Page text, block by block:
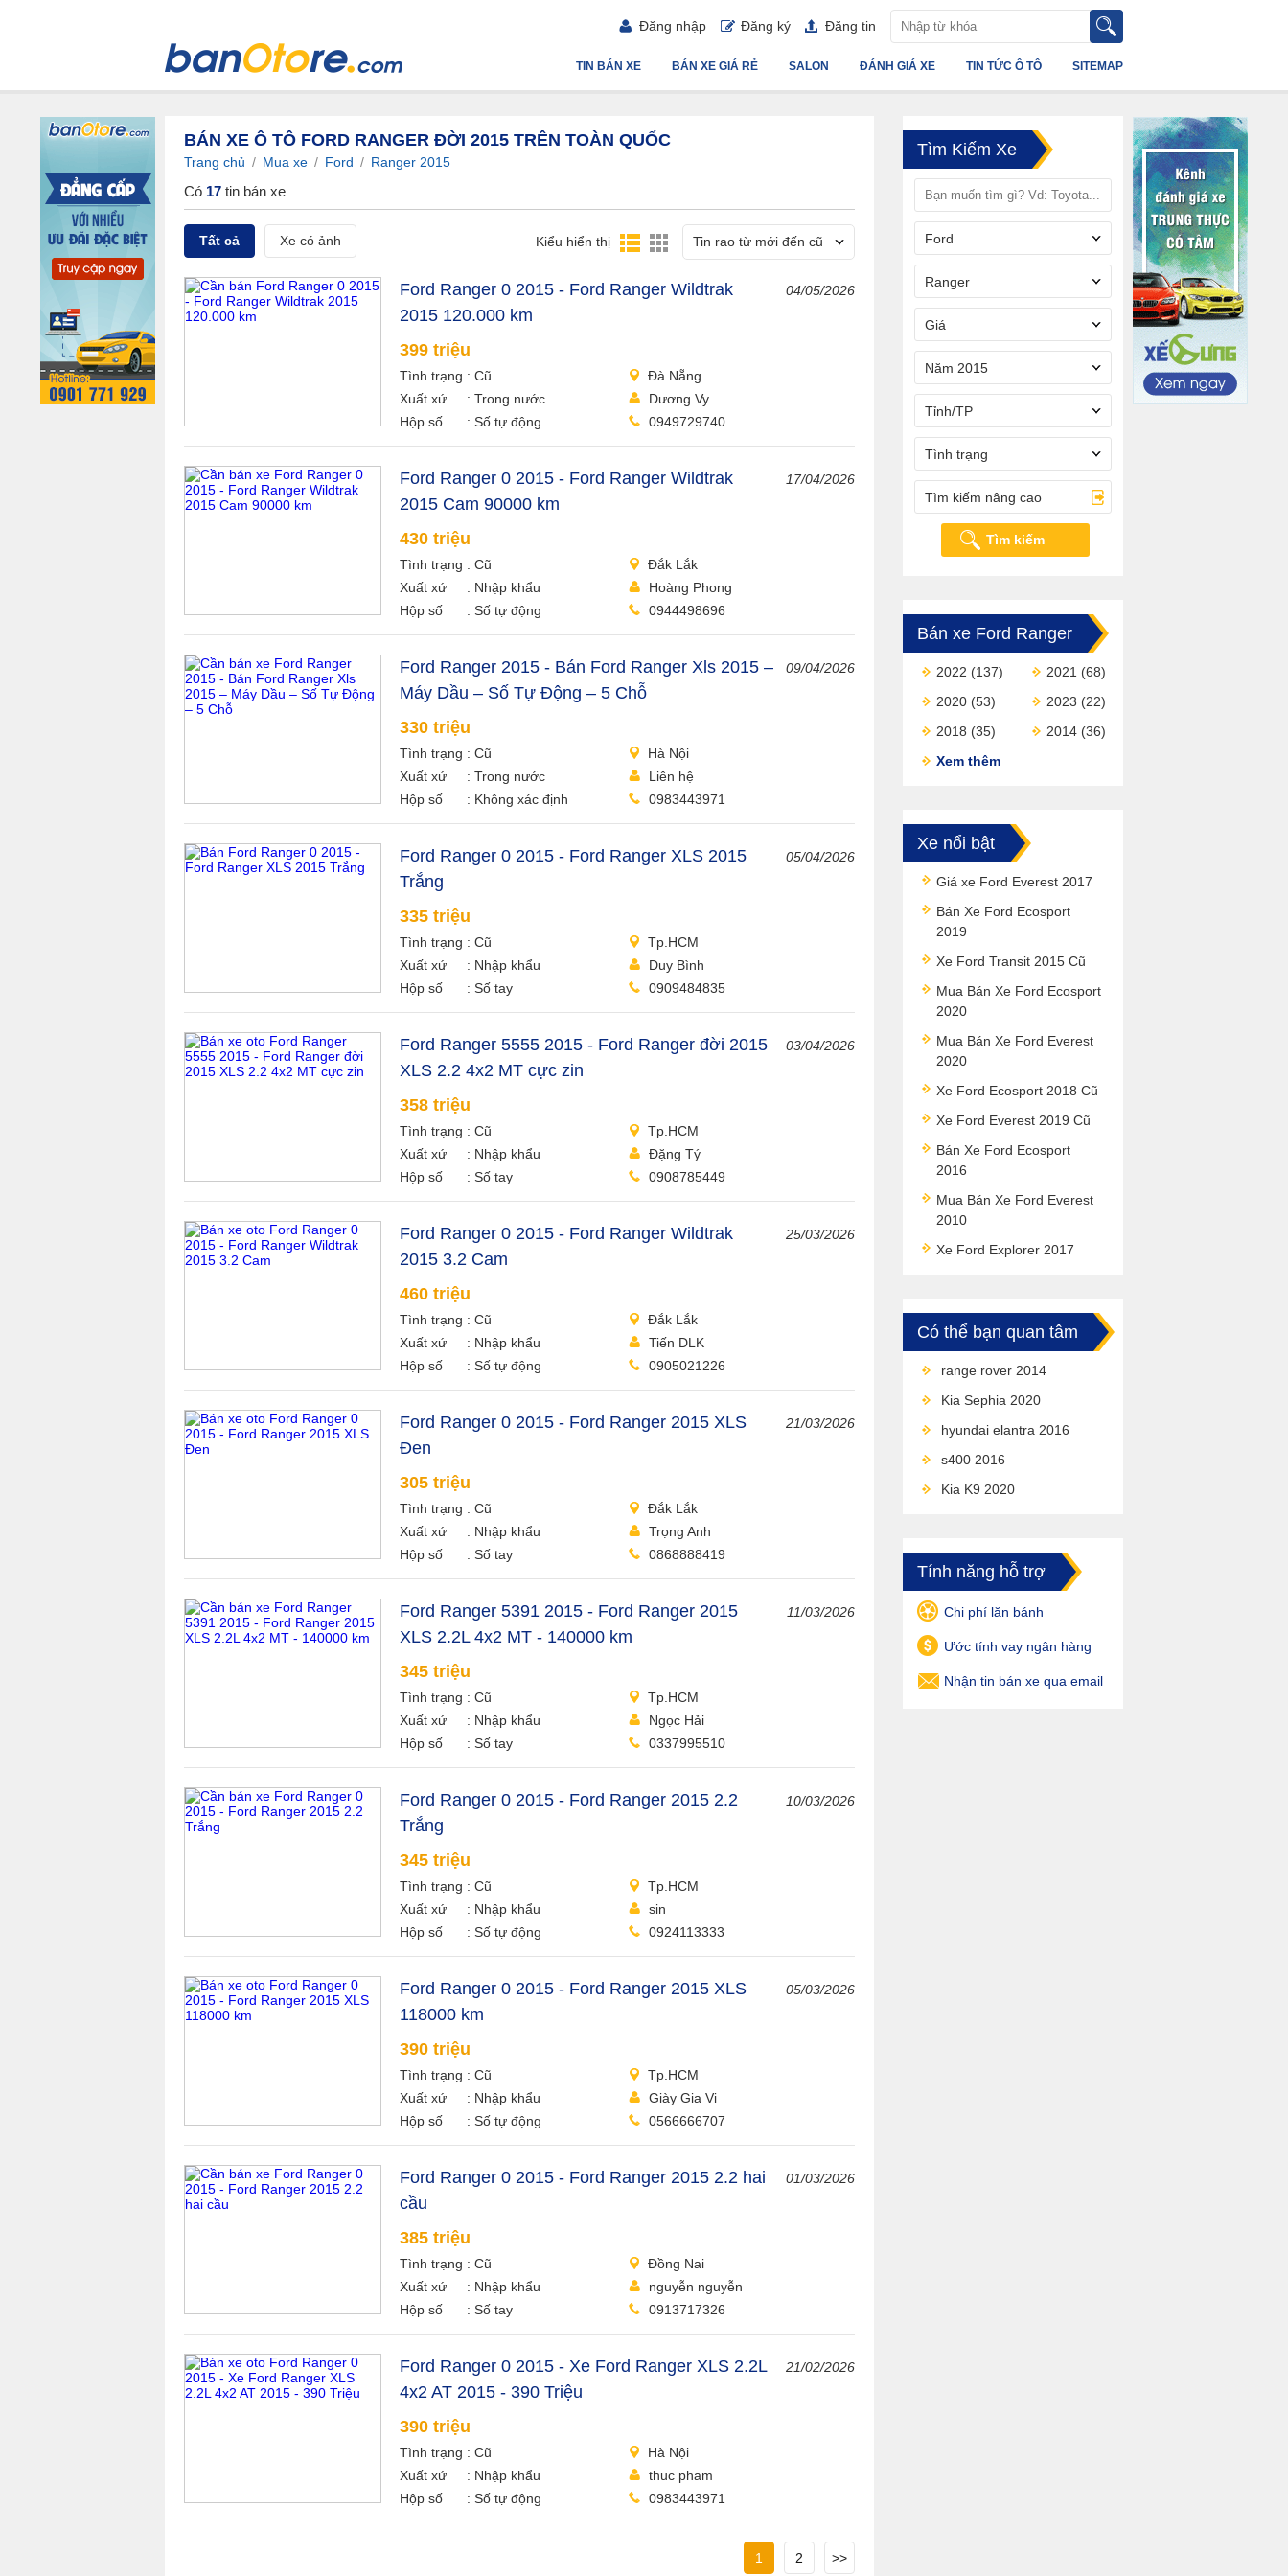
Đăng nhập Đăng ký Đăng tin
SITEMAP
TIN TỨC Ô TÔ
ĐÁNH GIÁ XE
SALON
BÁN XE GIÁ RẺ
TIN BÁN XE
BÁN XE Ô TÔ FORD RANGER ĐỜI 2015 TRÊN TOÀN QUỐC
Trang chủ / Mua xe / Ford / Ranger 2015
Có 17 tin bán xe
Tất cả Xe có ảnh Tin rao từ mới đến cũ
Kiểu hiển thị
Ford Ranger 0 2015 - Ford Ranger Wildtrak
2015 120.000 km
04/05/2026
399 triệu
Tình trạng
Cũ
Xuất xứ
Trong nước
Hộp số
Số tự động
Đà Nẵng
Dương Vy
0949729740
Ford Ranger 0 2015 - Ford Ranger Wildtrak
2015 Cam 90000 km
17/04/2026
430 triệu
Tình trạng
Cũ
Xuất xứ
Nhập khẩu
Hộp số
Số tự động
Đắk Lắk
Hoàng Phong
0944498696
Ford Ranger 2015 - Bán Ford Ranger Xls 2015 –
Máy Dầu – Số Tự Động – 5 Chỗ
09/04/2026
330 triệu
Tình trạng
Cũ
Xuất xứ
Trong nước
Hộp số
Không xác định
Hà Nội
Liên hệ
0983443971
Ford Ranger 0 2015 - Ford Ranger XLS 2015
Trắng
05/04/2026
335 triệu
Tình trạng
Cũ
Xuất xứ
Nhập khẩu
Hộp số
Số tay
Tp.HCM
Duy Bình
0909484835
Ford Ranger 5555 2015 - Ford Ranger đời 2015
XLS 2.2 4x2 MT cực zin
03/04/2026
358 triệu
Tình trạng
Cũ
Xuất xứ
Nhập khẩu
Hộp số
Số tay
Tp.HCM
Đặng Tý
0908785449
Ford Ranger 0 2015 - Ford Ranger Wildtrak
2015 3.2 Cam
25/03/2026
460 triệu
Tình trạng
Cũ
Xuất xứ
Nhập khẩu
Hộp số
Số tự động
Đắk Lắk
Tiến DLK
0905021226
Ford Ranger 0 2015 - Ford Ranger 2015 XLS
Đen
21/03/2026
305 triệu
Tình trạng
Cũ
Xuất xứ
Nhập khẩu
Hộp số
Số tay
Đắk Lắk
Trọng Anh
0868888419
Ford Ranger 5391 2015 - Ford Ranger 2015
XLS 2.2L 4x2 MT - 140000 km
11/03/2026
345 triệu
Tình trạng
Cũ
Xuất xứ
Nhập khẩu
Hộp số
Số tay
Tp.HCM
Ngọc Hải
0337995510
Ford Ranger 0 2015 - Ford Ranger 2015 2.2
Trắng
10/03/2026
345 triệu
Tình trạng
Cũ
Xuất xứ
Nhập khẩu
Hộp số
Số tự động
Tp.HCM
sin
0924113333
Ford Ranger 0 2015 - Ford Ranger 2015 XLS
118000 km
05/03/2026
390 triệu
Tình trạng
Cũ
Xuất xứ
Nhập khẩu
Hộp số
Số tự động
Tp.HCM
Giày Gia Vi
0566666707
Ford Ranger 0 2015 - Ford Ranger 2015 2.2 hai
cầu
01/03/2026
385 triệu
Tình trạng
Cũ
Xuất xứ
Nhập khẩu
Hộp số
Số tay
Đồng Nai
nguyễn nguyễn
0913717326
Ford Ranger 0 2015 - Xe Ford Ranger XLS 2.2L
4x2 AT 2015 - 390 Triệu
21/02/2026
390 triệu
Tình trạng
Cũ
Xuất xứ
Nhập khẩu
Hộp số
Số tự động
Hà Nội
thuc pham
0983443971
1 2 >>
Tìm Kiếm Xe
Ford
Ranger
Giá
Năm 2015
Tỉnh/TP
Tình trạng
Tìm kiếm nâng cao
Tìm kiếm
Bán xe Ford Ranger
2022 (137) 2021 (68)
2020 (53) 2023 (22)
2018 (35) 2014 (36)
Xem thêm
Xe nổi bật
Giá xe Ford Everest 2017
Bán Xe Ford Ecosport
2019
Xe Ford Transit 2015 Cũ
Mua Bán Xe Ford Ecosport
2020
Mua Bán Xe Ford Everest
2020
Xe Ford Ecosport 2018 Cũ
Xe Ford Everest 2019 Cũ
Bán Xe Ford Ecosport
2016
Mua Bán Xe Ford Everest
2010
Xe Ford Explorer 2017
Có thể bạn quan tâm
range rover 2014
Kia Sephia 2020
hyundai elantra 2016
s400 2016
Kia K9 2020
Tính năng hỗ trợ
Chi phí lăn bánh
Ước tính vay ngân hàng
Nhận tin bán xe qua email